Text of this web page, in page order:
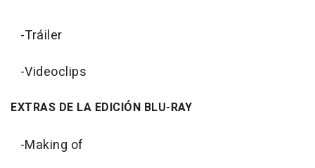
-Tráiler
-Videoclips
EXTRAS DE LA EDICIÓN BLU-RAY
-Making of